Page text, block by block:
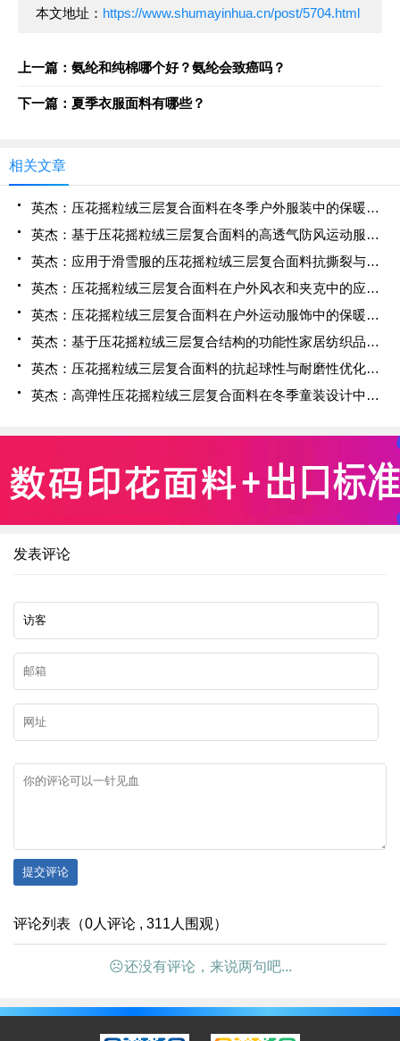
本文地址： https://www.shumayinhua.cn/post/5704.html
上一篇：氨纶和纯棉哪个好？氨纶会致癌吗？
下一篇：夏季衣服面料有哪些？
相关文章
英杰：压花摇粒绒三层复合面料在冬季户外服装中的保暖性能优化研究
英杰：基于压花摇粒绒三层复合面料的高透气防风运动服饰开发
英杰：应用于滑雪服的压花摇粒绒三层复合面料抗撕裂与耐磨性提升技术
英杰：压花摇粒绒三层复合面料在户外风衣和夹克中的应用与性能
英杰：压花摇粒绒三层复合面料在户外运动服饰中的保暖与透气性能研究
英杰：基于压花摇粒绒三层复合结构的功能性家居纺织品开发与应用
英杰：压花摇粒绒三层复合面料的抗起球性与耐磨性优化技术分析
英杰：高弹性压花摇粒绒三层复合面料在冬季童装设计中的应用实践
发表评论
提交评论
评论列表（0人评论 , 311人围观）
☹还没有评论，来说两句吧...